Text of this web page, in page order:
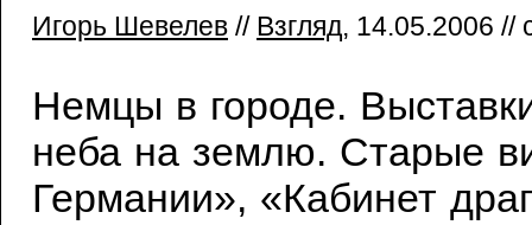
Игорь Шевелев // Взгляд, 14.05.2006 //
Немцы в городе.
неба на землю. Старые
Германии», «Кабинет